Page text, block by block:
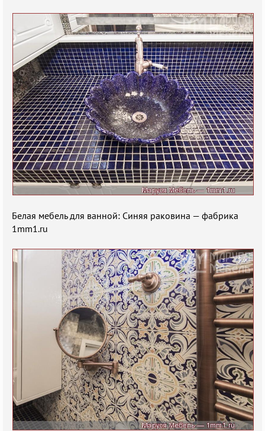
Белая мебель для ванной: Синяя раковина — фабрика
1mm1.ru